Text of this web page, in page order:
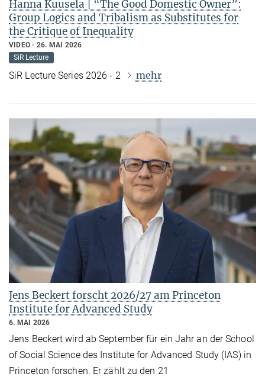
Hanna Kuusela | “The Good Domestic Owner”:
Group Logics and Tribalism as Substitutes for
the Critique of Inequality
VIDEO
26. MAI 2026
SiR Lecture
SiR Lecture Series 2026 - 2 mehr
Jens Beckert forscht 2026/27 am Princeton
Institute for Advanced Study
6. MAI 2026
Jens Beckert wird ab September für ein Jahr an der School
of Social Science des Institute for Advanced Study (IAS) in
Princeton forschen. Er zählt zu den 21